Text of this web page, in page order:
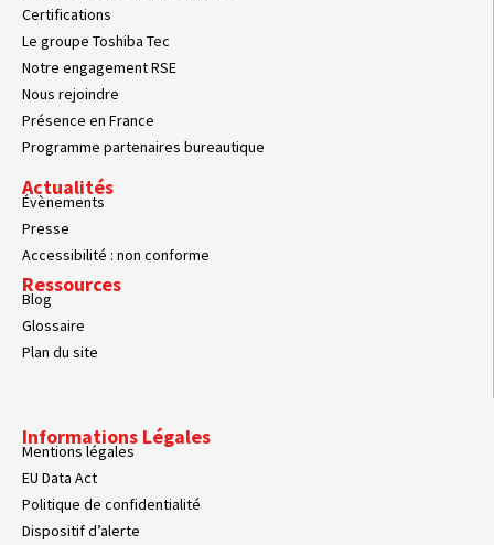
Certifications
Le groupe Toshiba Tec
Notre engagement RSE
Nous rejoindre
Présence en France
Programme partenaires bureautique
Actualités
Évènements
Presse
Accessibilité : non conforme
Ressources
Blog
Glossaire
Plan du site
Informations Légales
Mentions légales
EU Data Act
Politique de confidentialité
Dispositif d’alerte